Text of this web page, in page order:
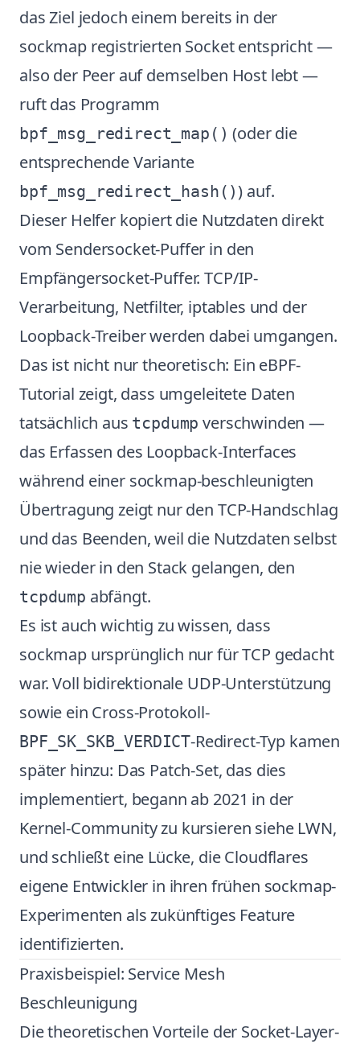
das Ziel jedoch einem bereits in der
sockmap registrierten Socket entspricht —
also der Peer auf demselben Host lebt —
ruft das Programm
bpf_msg_redirect_map() (oder die
entsprechende Variante
bpf_msg_redirect_hash()) auf.
Dieser Helfer kopiert die Nutzdaten direkt
vom Sendersocket-Puffer in den
Empfängersocket-Puffer. TCP/IP-
Verarbeitung, Netfilter, iptables und der
Loopback-Treiber werden dabei umgangen.
Das ist nicht nur theoretisch: Ein eBPF-
Tutorial zeigt, dass umgeleitete Daten
tatsächlich aus tcpdump verschwinden —
das Erfassen des Loopback-Interfaces
während einer sockmap-beschleunigten
Übertragung zeigt nur den TCP-Handschlag
und das Beenden, weil die Nutzdaten selbst
nie wieder in den Stack gelangen, den
tcpdump abfängt.
Es ist auch wichtig zu wissen, dass
sockmap ursprünglich nur für TCP gedacht
war. Voll bidirektionale UDP-Unterstützung
sowie ein Cross-Protokoll-
BPF_SK_SKB_VERDICT-Redirect-Typ kamen
später hinzu: Das Patch-Set, das dies
implementiert, begann ab 2021 in der
Kernel-Community zu kursieren siehe LWN,
und schließt eine Lücke, die Cloudflares
eigene Entwickler in ihren frühen sockmap-
Experimenten als zukünftiges Feature
identifizierten.
Praxisbeispiel: Service Mesh
Beschleunigung
Die theoretischen Vorteile der Socket-Layer-